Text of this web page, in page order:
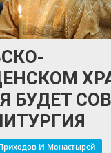
БУДЕТ
И Монастырей